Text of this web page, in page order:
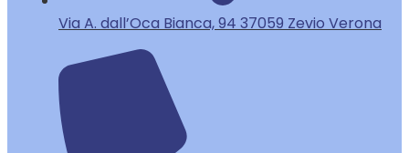
Via A. dall’Oca Bianca, 94 37059 Zevio Verona